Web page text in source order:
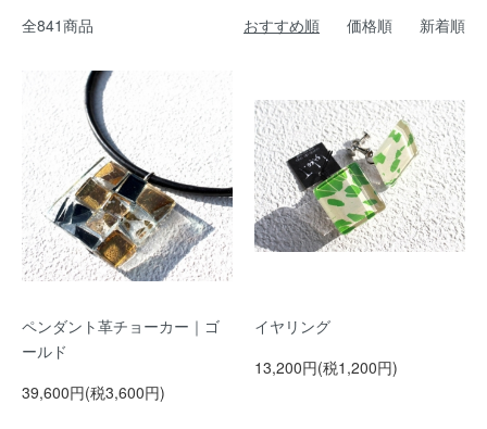
全841商品 おすすめ順 価格順 新着順
ペンダント革チョーカー｜ゴ
ールド
39,600円(税3,600円)
イヤリング
13,200円(税1,200円)